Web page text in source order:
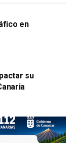
en
su